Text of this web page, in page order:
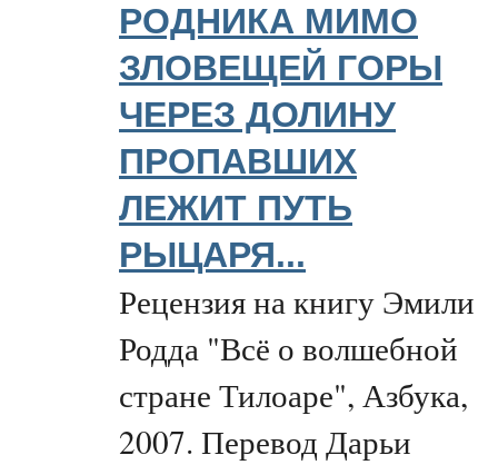
РОДНИКА МИМО
ЗЛОВЕЩЕЙ ГОРЫ
ЧЕРЕЗ ДОЛИНУ
ПРОПАВШИХ
ЛЕЖИТ ПУТЬ
РЫЦАРЯ...
Рецензия на книгу Эмили
Родда "Всё о волшебной
стране Тилоаре", Азбука,
2007. Перевод Дарьи